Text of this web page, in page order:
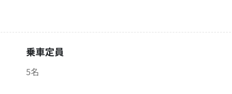
乗車定員
5名